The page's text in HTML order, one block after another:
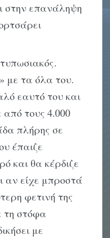
στην επανάληψη
με τα όλα του.
εαυτό του και
από τους 4.000
πλήρης σε
έπαιζε
και θα κέρδιζε
αν είχε μπροστά
φετινή της
τη στόφα
με